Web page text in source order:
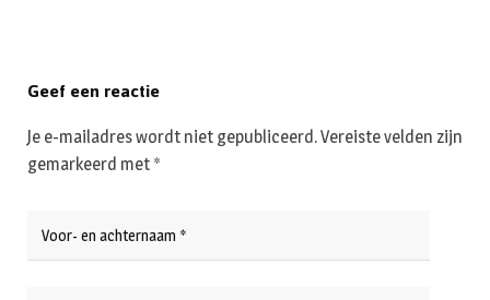
Geef een reactie
Je e-mailadres wordt niet gepubliceerd.Vereiste velden zijn
gemarkeerd met *